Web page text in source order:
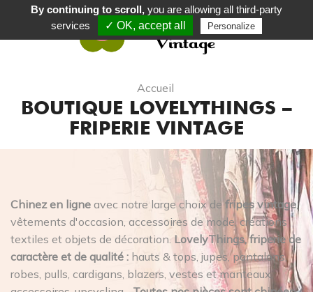
Accueil
BOUTIQUE LOVELYTHINGS –
FRIPERIE VINTAGE
Chinez en ligne avec notre large choix defripes vintage,
vêtements d'occasion, accessoires de mode, créations
textiles et objets de décoration. LovelyThings, friperie de
caractère et de qualité : hauts & tops, jupes, pantalons,
robes, pulls, cardigans, blazers, vestes et manteaux,
By continuing to scroll,you are allowing all third-party
services
✓ OK, accept all Personalize